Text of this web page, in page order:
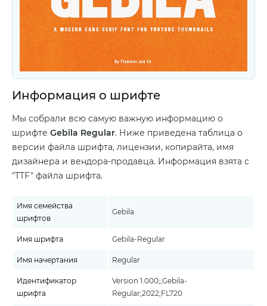
Информация о шрифте
Мы собрали всю самую важную информацию о
шрифте Gebila Regular. Ниже приведена таблица о
версии файла шрифта, лицензии, копирайта, имя
дизайнера и вендора-продавца. Информация взята с
"TTF" файла шрифта.
Имя семейства
шрифтов
Gebila
Имя шрифта Gebila-Regular
Имя начертания Regular
Идентификатор
шрифта
Version 1.000;;Gebila-
Regular;2022;FL720